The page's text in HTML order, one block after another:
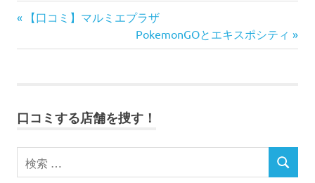
投
稿
ビ
ー
前
記
【口コミ】マルミエプラザ
次
の
PokemonGOとエキスポシティ
口コミする店舗を捜す！